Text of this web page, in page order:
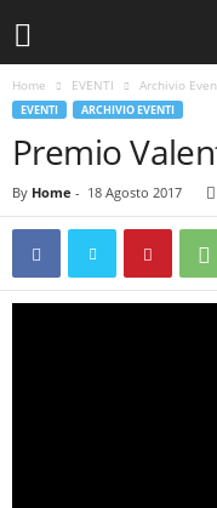
Home EVENTI Archivio
EVENTI ARCHIVIO EVENTI
Premio
By Home - 18 Agosto 2017